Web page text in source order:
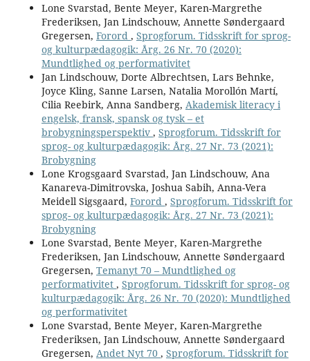
Lone Svarstad, Bente Meyer, Karen-Margrethe
Frederiksen, Jan Lindschouw, Annette Søndergaard
Gregersen, Forord , Sprogforum. Tidsskrift for sprog-
og kulturpædagogik: Årg. 26 Nr. 70 (2020):
Mundtlighed og performativitet
Jan Lindschouw, Dorte Albrechtsen, Lars Behnke,
Joyce Kling, Sanne Larsen, Natalia Morollón Martí,
Cilia Reebirk, Anna Sandberg, Akademisk literacy i
engelsk, fransk, spansk og tysk – et
brobygningsperspektiv , Sprogforum. Tidsskrift for
sprog- og kulturpædagogik: Årg. 27 Nr. 73 (2021):
Brobygning
Lone Krogsgaard Svarstad, Jan Lindschouw, Ana
Kanareva-Dimitrovska, Joshua Sabih, Anna-Vera
Meidell Sigsgaard, Forord , Sprogforum. Tidsskrift for
sprog- og kulturpædagogik: Årg. 27 Nr. 73 (2021):
Brobygning
Lone Svarstad, Bente Meyer, Karen-Margrethe
Frederiksen, Jan Lindschouw, Annette Søndergaard
Gregersen, Temanyt 70 – Mundtlighed og
performativitet , Sprogforum. Tidsskrift for sprog- og
kulturpædagogik: Årg. 26 Nr. 70 (2020): Mundtlighed
og performativitet
Lone Svarstad, Bente Meyer, Karen-Margrethe
Frederiksen, Jan Lindschouw, Annette Søndergaard
Gregersen, Andet Nyt 70 , Sprogforum. Tidsskrift for